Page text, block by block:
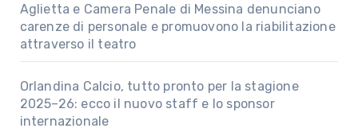
Aglietta e Camera Penale di Messina denunciano
carenze di personale e promuovono la riabilitazione
attraverso il teatro
Orlandina Calcio, tutto pronto per la stagione
2025–26: ecco il nuovo staff e lo sponsor
internazionale